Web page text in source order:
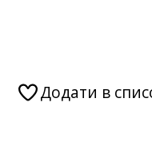
Додати в